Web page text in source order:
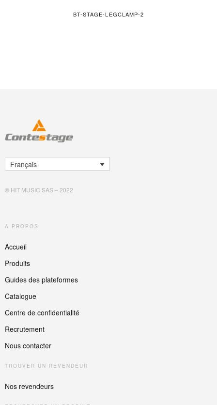
BT-STAGE-LEGCLAMP-2
Français
© HIT MUSIC SAS – 2022
A PROPOS
Accueil
Produits
Guides des plateformes
Catalogue
Centre de confidentialité
Recrutement
Nous contacter
TROUVER UN REVENDEUR
Nos revendeurs